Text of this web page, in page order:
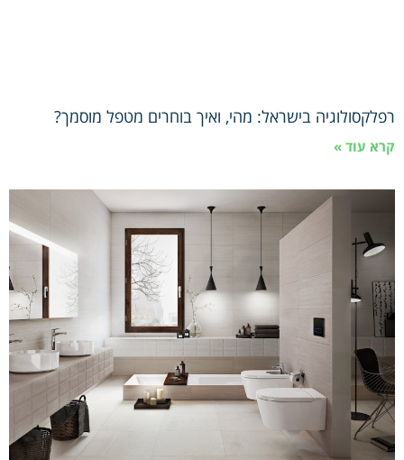
רפלקסולוגיה בישראל: מהי, ואיך בוחרים מטפל מוסמך?
קרא עוד »